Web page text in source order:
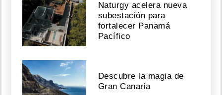
Naturgy acelera nueva
subestación para
fortalecer Panamá
Pacífico
Descubre la magia de
Gran Canaria